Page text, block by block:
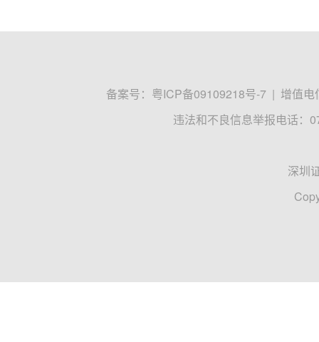
备案号： 粤ICP备09109218号-7 | 增值电
违法和不良信息举报电话：
深圳